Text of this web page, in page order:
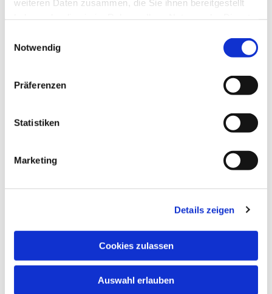
weiteren Daten zusammen, die Sie ihnen bereitgestellt
Notwendig
Präferenzen
Statistiken
Marketing
Details zeigen
Cookies zulassen
Auswahl erlauben
Dies könnte Sie auch interessieren